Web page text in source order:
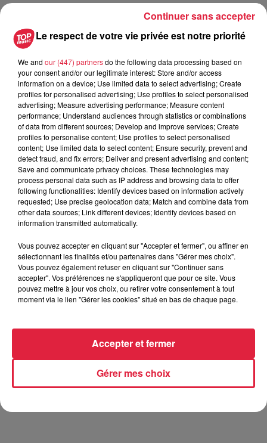
Les UP' s'en mêlent !
Au terme de 9 mois de préparation, 30 ateliers, 77 heures
d’entraînement (sans compter les discussions technico-
philosophiques autour d’un verre), les plus résistants des
apprentis UP’rovisateurs de la promo 2025-2026
s’annoncent fin prêts pour leur premier spectacle.
Un show robuste, solide sur ses appuis, gonflé d’adrénaline,
de testostérone et d’œstrogènes, mais aussi tout plein plein
de légèreté et de fantaisie. Sans oublier de probables
éclairs de génie et d'inévitables éclats de n’importe quoi.
Alors transformeront-ils cet essai ?
Vous le saurez en venant les encourager à l’occasion du
coup d’envoi de leur carrière impro-scénique.
Notre-Dame.
Le respect de votre vie privée est notre priorité
We and our (447) partnersdo the following data processing based on
your consent and/or our legitimate interest: Store and/or access
information on a device; Use limited data to select advertising; Create
profiles for personalised advertising; Use profiles to select personalised
advertising; Measure advertising performance; Measure content
performance; Understand audiences through statistics or combinations
of data from different sources; Develop and improve services; Create
profiles to personalise content; Use profiles to select personalised
content; Use limited data to select content; Ensure security, prevent and
detect fraud, and fix errors; Deliver and present advertising and content;
Save and communicate privacy choices. These technologies may
process personal data such as IP address and browsing data to offer
following functionalities: Identify devices based on information actively
requested; Use precise geolocation data; Match and combine data from
other data sources; Link different devices; Identify devices based on
information transmitted automatically.
Vous pouvez accepter en cliquant sur "Accepter et fermer", ou affiner en
sélectionnant les finalités et/ou partenaires dans "Gérer mes choix".
Vous pouvez également refuser en cliquant sur "Continuer sans
accepter". Vos préférences ne s'appliqueront que pour ce site. Vous
pouvez mettre à jour vos choix, ou retirer votre consentement à tout
moment via le lien "Gérer les cookies" situé en bas de chaque page.
Gérer mes choix
Accepter et fermer
Continuer sans accepter